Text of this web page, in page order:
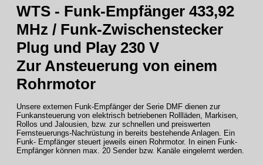
WTS - Funk-Empfänger 433,92
MHz / Funk-Zwischenstecker
Plug und Play 230 V
Zur Ansteuerung von einem
Rohrmotor
Unsere externen Funk-Empfänger der Serie DMF dienen zur
Funkansteuerung von elektrisch betriebenen Rollläden, Markisen,
Rollos und Jalousien, bzw. zur schnellen und preiswerten
Fernsteuerungs-Nachrüstung in bereits bestehende Anlagen. Ein
Funk- Empfänger steuert jeweils einen Rohrmotor. In einen Funk-
Empfänger können max. 20 Sender bzw. Kanäle eingelernt werden.